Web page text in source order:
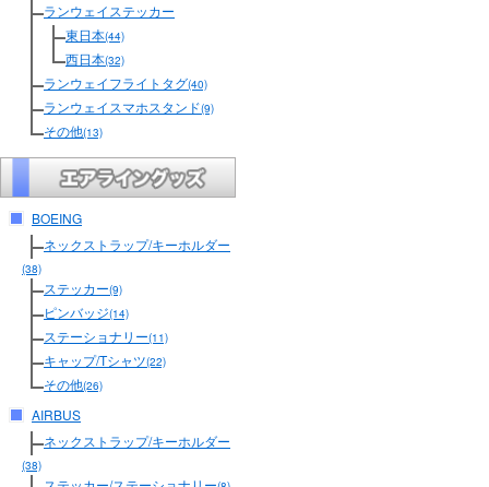
ランウェイステッカー
東日本(44)
西日本(32)
ランウェイフライトタグ(40)
ランウェイスマホスタンド(9)
その他(13)
BOEING
ネックストラップ/キーホルダー
(38)
ステッカー(9)
ピンバッジ(14)
ステーショナリー(11)
キャップ/Tシャツ(22)
その他(26)
AIRBUS
ネックストラップ/キーホルダー
(38)